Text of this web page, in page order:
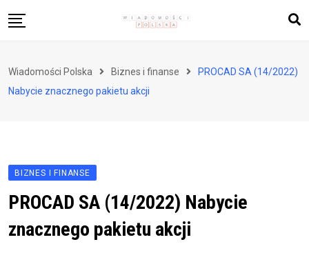
to
Zdrowie i styl życia
Wiadomości Polska Biznes i finanse
PROCAD SA (14/2022)
Nabycie znacznego pakietu akcji
BIZNES I FINANSE
PROCAD SA (14/2022) Nabycie
znacznego pakietu akcji